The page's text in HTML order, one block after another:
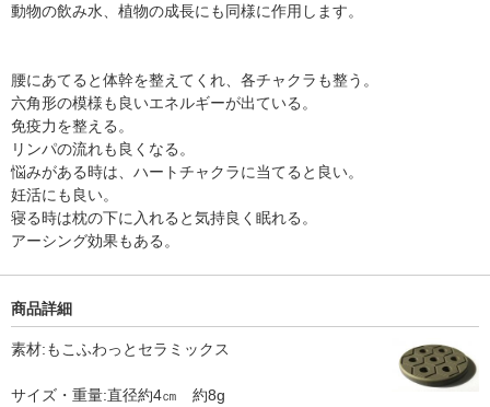
動物の飲み水、植物の成長にも同様に作用します。
腰にあてると体幹を整えてくれ、各チャクラも整う。
六角形の模様も良いエネルギーが出ている。
免疫力を整える。
リンパの流れも良くなる。
悩みがある時は、ハートチャクラに当てると良い。
妊活にも良い。
寝る時は枕の下に入れると気持良く眠れる。
アーシング効果もある。
商品詳細
素材:もこふわっとセラミックス
サイズ・重量:直径約4㎝ 約8g